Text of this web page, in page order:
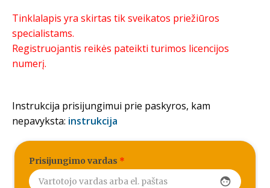
Tinklalapis yra skirtas tik sveikatos priežiūros
specialistams.
Registruojantis reikės pateikti turimos licencijos
numerį.
Instrukcija prisijungimui prie paskyros, kam
nepavyksta: instrukcija
Prisijungimo vardas *
face